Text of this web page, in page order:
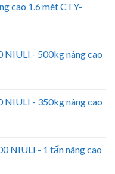
cao 1.6 mét CTY-
NIULI - 500kg nâng cao
NIULI - 350kg nâng cao
NIULI - 1 tấn nâng cao